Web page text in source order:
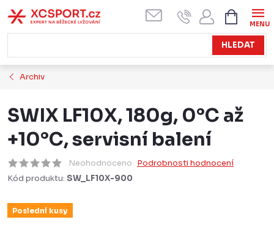
na
obsah
HLEDAT
KOŠÍK
Archiv
SWIX LF10X, 180g, 0°C až
+10°C, servisní balení
Neohodnoceno Podrobnosti hodnocení
Kód produktu: SW_LF10X-900
Poslední kusy